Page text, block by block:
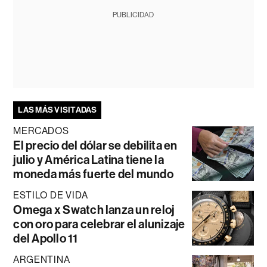
PUBLICIDAD
LAS MÁS VISITADAS
MERCADOS
El precio del dólar se debilita en
julio y América Latina tiene la
moneda más fuerte del mundo
ESTILO DE VIDA
Omega x Swatch lanza un reloj
con oro para celebrar el alunizaje
del Apollo 11
ARGENTINA